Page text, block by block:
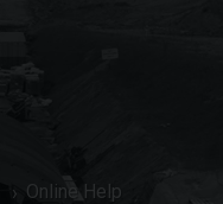
Online Help